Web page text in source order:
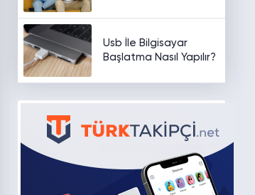
Usb İle Bilgisayar
Başlatma Nasıl Yapılır?